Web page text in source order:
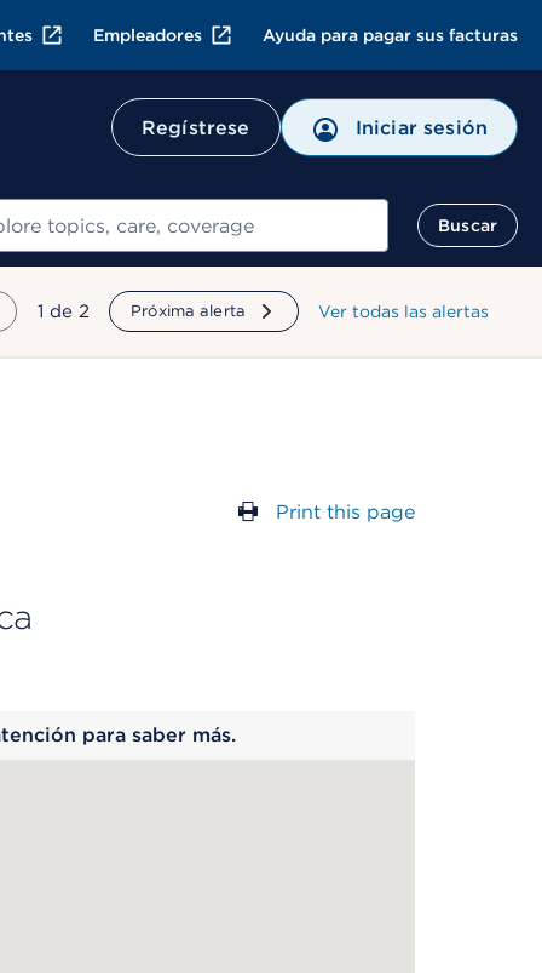
Empleadores Ayuda para pagar sus facturas
Regístrese Iniciar sesión
Buscar
mostrando
1 de 2 Próxima alerta Ver todas las alertas
Print this page
para saber más.